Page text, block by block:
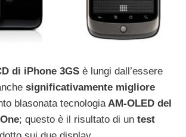
di iPhone 3GS è lungi dall’essere
significativamente migliore
blasonata tecnologia AM-OLED del
; questo è il risultato di un test